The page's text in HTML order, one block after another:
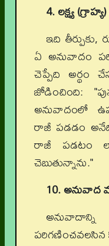
4. లక్ష్య
ఇది
ఏ అనువాదం
చెప్పేది అర్థం
జోడించింది:
అనువాదంలో
రాజీ పడడం
రాజీ పడటం
చెబుతున్నాను."
10. అనువాద
అనువాదాన్ని
పరిగణించవలసిన